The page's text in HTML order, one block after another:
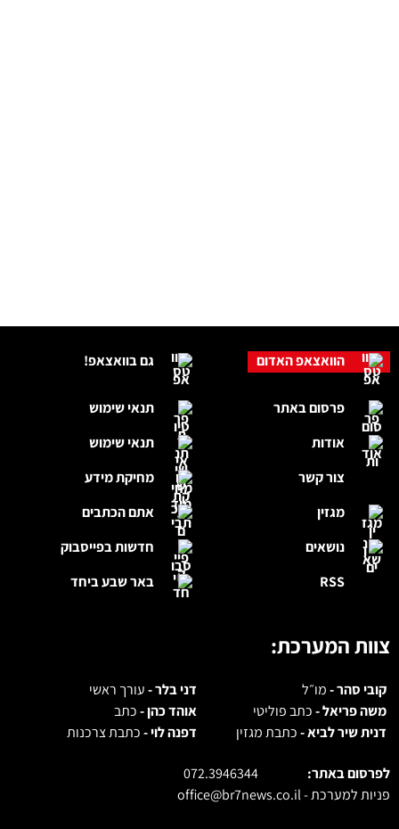
גם בוואצאפ!
תנאי שימוש
תנאי שימוש
מחיקת מידע
אתם הכתבים
חדשות בפייסבוק
באר שבע ביחד
הוואצאפ האדום
פרסום באתר
אודות
צור קשר
מגזין
נושאים
RSS
צוות המערכת:
קובי סהר -מו״ל דני בלר -עורך ראשי
משה פריאל -כתב פוליטי אוהד כהן -כתב
דנית שיר לביא -כתבת מגזין דפנה לוי -כתבת צרכנות
לפרסום באתר:
072.3946344
פניות למערכת -office@br7news.co.il